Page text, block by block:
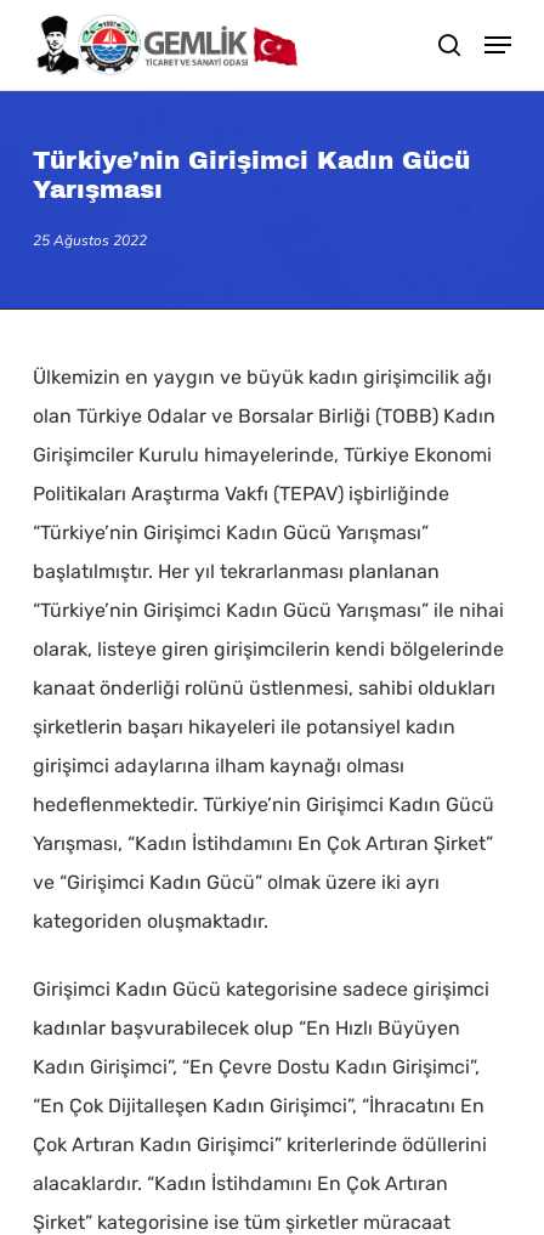
main
search
Türkiye’nin Girişimci Kadın Gücü
Yarışması
25 Ağustos 2022
Ülkemizin en yaygın ve büyük kadın girişimcilik ağı
olan Türkiye Odalar ve Borsalar Birliği (TOBB) Kadın
Girişimciler Kurulu himayelerinde, Türkiye Ekonomi
Politikaları Araştırma Vakfı (TEPAV) işbirliğinde
“Türkiye’nin Girişimci Kadın Gücü Yarışması”
başlatılmıştır. Her yıl tekrarlanması planlanan
“Türkiye’nin Girişimci Kadın Gücü Yarışması” ile nihai
olarak, listeye giren girişimcilerin kendi bölgelerinde
kanaat önderliği rolünü üstlenmesi, sahibi oldukları
şirketlerin başarı hikayeleri ile potansiyel kadın
girişimci adaylarına ilham kaynağı olması
hedeflenmektedir. Türkiye’nin Girişimci Kadın Gücü
Yarışması, “Kadın İstihdamını En Çok Artıran Şirket”
ve “Girişimci Kadın Gücü” olmak üzere iki ayrı
kategoriden oluşmaktadır.
Girişimci Kadın Gücü kategorisine sadece girişimci
kadınlar başvurabilecek olup “En Hızlı Büyüyen
Kadın Girişimci”, “En Çevre Dostu Kadın Girişimci”,
“En Çok Dijitalleşen Kadın Girişimci”, “İhracatını En
Çok Artıran Kadın Girişimci” kriterlerinde ödüllerini
alacaklardır. “Kadın İstihdamını En Çok Artıran
Şirket” kategorisine ise tüm şirketler müracaat